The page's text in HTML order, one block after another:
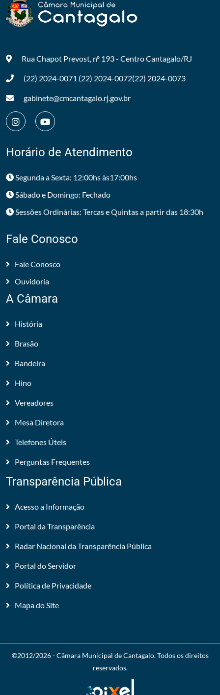
Rua Chapot Prevost, nº 193 - CentroCantagalo/RJ
(22) 2024-0071 (22) 2024-0072(22) 2024-0073
gabinete@cmcantagalo.rj.gov.br
Horário de Atendimento
Segunda a Sexta: 12:00hs às17:00hs
Sábado e Domingo: Fechado
Sessões Ordinárias: Tercas e Quintas a partir das 18:30h
Fale Conosco
Fale Conosco
Ouvidoria
A Câmara
História
Brasão
Bandeira
Hino
Vereadores
Mesa Diretora
Telefones Úteis
Perguntas Frequentes
Transparência Pública
Acesso a Informação
Portal da Transparência
Radar Nacional da Transparência Pública
Portal do Servidor
Política de Privacidade
Mapa do Site
©2012/2026 -Câmara Municipal de Cantagalo. Todos os direitos
reservados.